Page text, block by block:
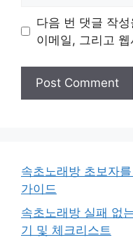
다음 번 댓글 작
이메일, 그리고
속초노래방 초보자
가이드
속초노래방 실패 없
기 및 체크리스트